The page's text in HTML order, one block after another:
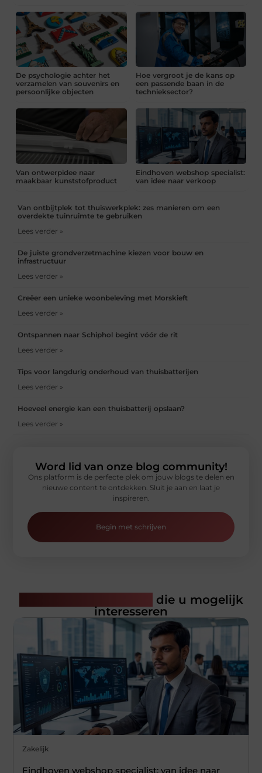
De psychologie achter het
verzamelen van souvenirs en
persoonlijke objecten
Hoe vergroot je de kans op
een passende baan in de
technieksector?
Van ontwerpidee naar
maakbaar kunststofproduct
Eindhoven webshop specialist:
van idee naar verkoop
Van ontbijtplek tot thuiswerkplek: zes manieren om een
overdekte tuinruimte te gebruiken
Lees verder »
De juiste grondverzetmachine kiezen voor bouw en
infrastructuur
Lees verder »
Creëer een unieke woonbeleving met Morskieft
Lees verder »
Ontspannen naar Schiphol begint vóór de rit
Lees verder »
Tips voor langdurig onderhoud van thuisbatterijen
Lees verder »
Hoeveel energie kan een thuisbatterij opslaan?
Lees verder »
Word lid van onze blog community!
Ons platform is de perfecte plek om jouw blogs te delen en
nieuwe content te ontdekken. Sluit je aan en laat je
inspireren.
Begin met schrijven
die u mogelijk
interesseren
Zakelijk
Eindhoven webshop specialist: van idee naar